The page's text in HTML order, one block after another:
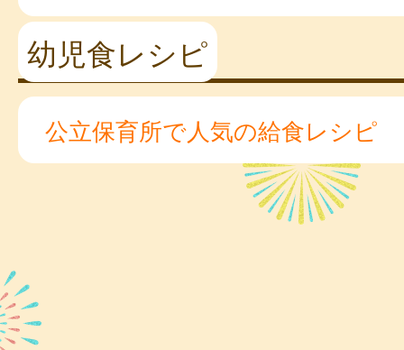
幼児食レシピ
公立保育所で人気の給食レシピ